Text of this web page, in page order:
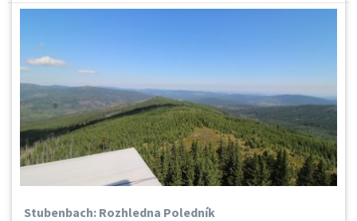
Stubenbach: Rozhledna Poledník